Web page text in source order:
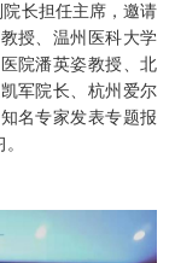
长担任主席，邀请
授、温州医科大学
院潘英姿教授、北
军院长、杭州爱尔
名专家发表专题报